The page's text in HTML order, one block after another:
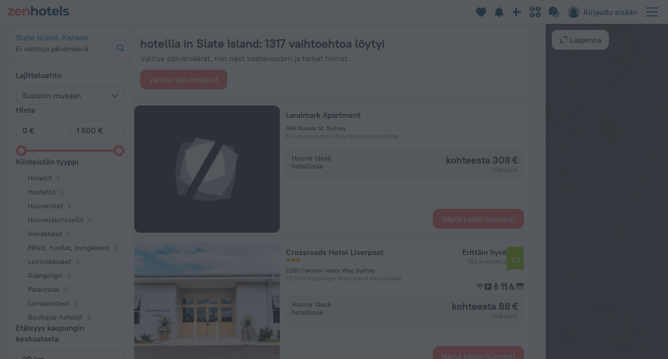
Kirjaudu sisään
Slate Island, Kanada
Ei valittuja päivämääriä
Lajitteluehto
Suosion mukaan
Hinta
Kiinteistön tyyppi
Hotellit
Hostellit
Huoneistot
Huoneistohotellit
Vierastalot
Mökit, huvilat, bungalowit
Leirintäalueet
Glampingit
Parantolat
Lomakohteet
Boutique-hotellit
Etäisyys kaupungin
keskustasta
hotellia in Slate Island: 1317 vaihtoehtoa löytyi
Valitse päivämäärät, niin näet saatavuuden ja tarkat hinnat.
Valitse päivämäärät
Landmark Apartment
348 Sussex St, Sydney
6,7 km kaupungin Slate Island keskustasta
Huone tässä
hotellissa
kohteesta 308 €
Näytä kaikki huoneet
Crossroads Hotel Liverpool
2260 Camden Valley Way, Sydney
27,3 km kaupungin Slate Island keskustasta
Erittäin hyvä
182 arvostelua 7,1
Huone tässä
hotellissa
kohteesta 88 €
Näytä kaikki huoneet
Laajenna
20 parasta hotellia in Slate Island 2026 alkaen 73 € - varaa nyt kohteessa ZenHotels.com